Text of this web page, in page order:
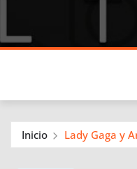
Inicio Lady Gaga y